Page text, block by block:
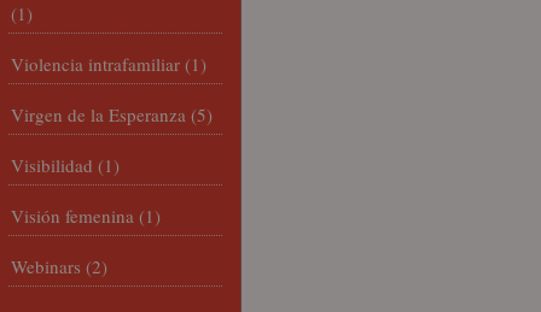
(1)
Violencia intrafamiliar (1)
Virgen de la Esperanza (5)
Visibilidad (1)
Visión femenina (1)
Webinars (2)